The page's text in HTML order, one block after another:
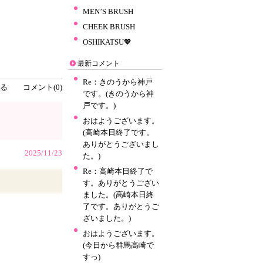
コメント(0)
2025/11/23
MEN’S BRUSH
CHEEK BRUSH
OSHIKATSU💖
最新コメント
Re：きのうから神戸
です。(きのうから神
戸です。)
おはようございます。
(高崎本日終了です。
ありがとうございまし
た。)
Re：高崎本日終了で
す。ありがとうござい
ました。(高崎本日終
了です。ありがとうご
ざいました。)
おはようございます。
(今日から群馬高崎で
すっ)